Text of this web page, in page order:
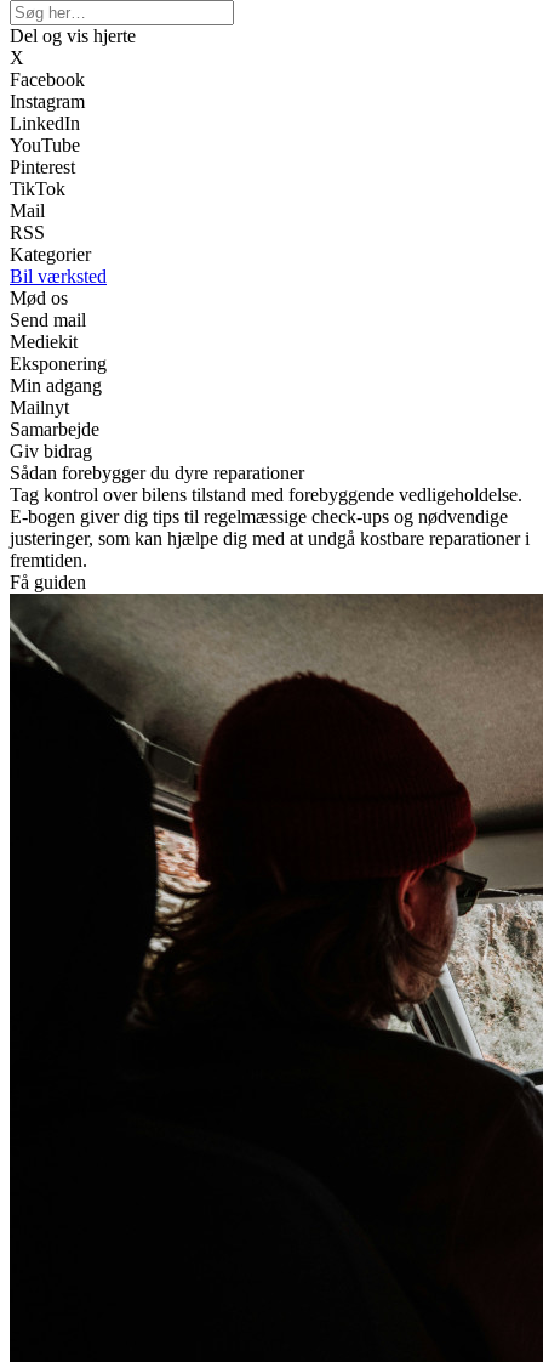
Del og vis hjerte
X
Facebook
Instagram
LinkedIn
YouTube
Pinterest
TikTok
Mail
RSS
Kategorier
Bil værksted
Mød os
Send mail
Mediekit
Eksponering
Min adgang
Mailnyt
Samarbejde
Giv bidrag
Sådan forebygger du dyre reparationer
Tag kontrol over bilens tilstand med forebyggende vedligeholdelse.
E-bogen giver dig tips til regelmæssige check-ups og nødvendige
justeringer, som kan hjælpe dig med at undgå kostbare reparationer i
fremtiden.
Få guiden